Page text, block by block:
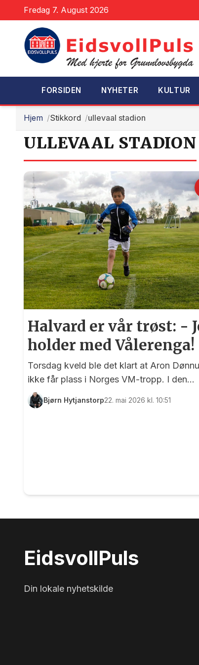
Fredag 7. August 2026
FORSIDEN NYHETER KULTUR
Hjem Stikkord ullevaal stadion
ULLEVAAL STADION
Halvard er vår trøst: -
holder med Vålerenga!
Torsdag kveld ble det klart at Aron
ikke får plass i Norges VM-tropp. I den
forbindelse er det kanskje greit å se
og da mener vi ikke mot VM-kampene i
Bjørn Hytjanstorp22. mai 2026 kl. 10:51
EidsvollPuls
Din lokale nyhetskilde